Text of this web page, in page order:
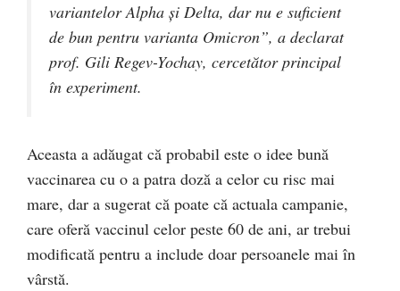
variantelor Alpha și Delta, dar nu e suficient
de bun pentru varianta Omicron”, a declarat
prof. Gili Regev-Yochay, cercetător principal
în experiment.
Aceasta a adăugat că probabil este o idee bună
vaccinarea cu o a patra doză a celor cu risc mai
mare, dar a sugerat că poate că actuala campanie,
care oferă vaccinul celor peste 60 de ani, ar trebui
modificată pentru a include doar persoanele mai în
vârstă.